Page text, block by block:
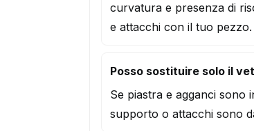
curvatura e presenza di
e attacchi con il tuo pezzo.
Posso sostituire solo il
Se piastra e agganci sono
supporto o attacchi sono